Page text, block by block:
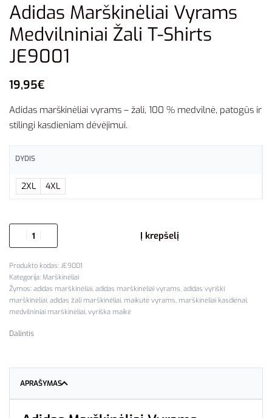
Adidas Marškinėliai Vyrams
Medvilniniai Žali T-Shirts
JE9001
19,95€
Adidas marškinėliai vyrams – žali, 100 % medvilnė, patogūs ir
stilingi kasdieniam dėvėjimui.
DYDIS
2XL 4XL
Į krepšelį
JE9001
Kategorija: Marškinėliai
Žymos: adidas marškinėliai, adidas marškinėliai vyrams, adidas vyriški
marškinėliai, adidas žali marškinėliai, maikutė vyrams, marškinėliai kasdienai,
medvilniniai marškinėliai, vyriška maikė
Dalintis
APRAŠYMAS